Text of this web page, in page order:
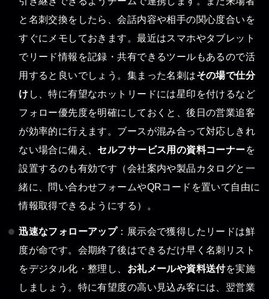
と名刺交換をしたら、会話内容や相手の関心度合いを
すぐにメモしておきます。最近はスマホやタブレット
でリード情報を記録・共有できるツールもあるので活
用すると良いでしょう。集まった名刺はその場で仕分
け し、特に有望なホットリードには星印を付けるなど
フォロー優先度を明確にしておくと、後日の営業追客
が効率的に行えます。ブースが混み合って対応しきれ
ない場合に備え、 セルフサービス用の資料コーナーを
設置するのも有効です（会社案内や製品カタログと一
緒に、問い合わせフォームやQRコードを置いて自由に
情報取得できるようにする）。
迅速なフォローアップ：展示会で獲得したリードは鮮
度が命です。会期終了後はできるだけ早く名刺リスト
をデジタル化・整理し、 お礼メールや資料送付を実施
しましょう。特に有望度の高い見込み客には、翌営業